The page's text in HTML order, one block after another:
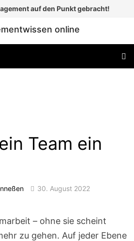
auf den Punkt gebracht!
online
Team ein
30. August 2022
– ohne sie scheint
zu gehen. Auf jeder Ebene